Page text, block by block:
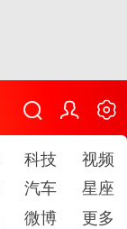
科技
视频
汽车
星座
微博 更多